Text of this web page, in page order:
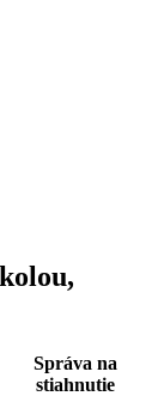
Správa na
stiahnutie